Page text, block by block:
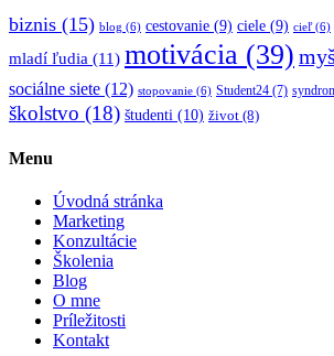
biznis (15) blog (6) cestovanie (9) ciele (9) cieľ(6)
mladí ľudia (11) motivácia (39)
sociálne siete (12) stopovanie (6) Student24 (7)
školstvo (18) študenti (10) život (8)
Menu
Úvodná stránka
Marketing
Konzultácie
Školenia
Blog
O mne
Príležitosti
Kontakt